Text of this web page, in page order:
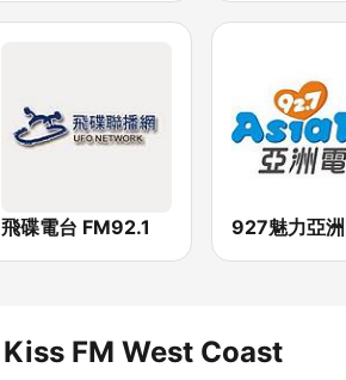
飛碟電台 FM92.1
Kiss FM West Coast